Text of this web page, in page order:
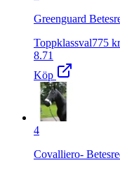
Greenguard
Toppklassval775 kr
8.71
Köp
4
Covalliero-